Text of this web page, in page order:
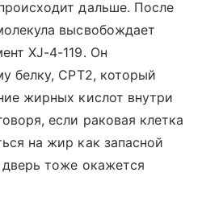
дальше. После
высвобождает
XJ-4-119. Он
белку, CPT2, который
жирных кислот внутри
если раковая клетка
на жир как запасной
дверь тоже окажется